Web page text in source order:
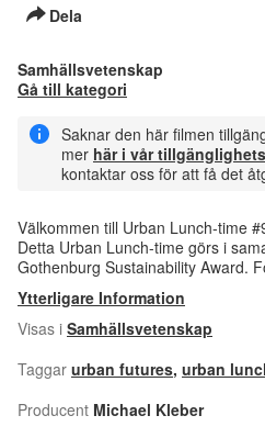
Dela
Samhällsvetenskap
Gå till kategori
Saknar den här filmen
mer här i vår
kontaktar oss för att få det
Välkommen till Urban Lunch-time
Detta Urban Lunch-time görs i
Gothenburg Sustainability Award.
Ytterligare Information
Visas i Samhällsvetenskap
Taggar urban futures, urban
Producent Michael Kleber